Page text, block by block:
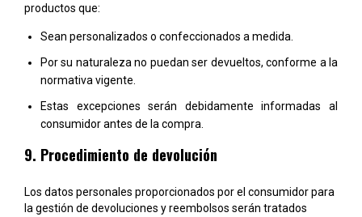
productos que:
Sean personalizados o confeccionados a medida.
Por su naturaleza no puedan ser devueltos, conforme a la
normativa vigente.
Estas excepciones serán debidamente informadas al
consumidor antes de la compra.
9. Procedimiento de devolución
Los datos personales proporcionados por el consumidor para
la gestión de devoluciones y reembolsos serán tratados